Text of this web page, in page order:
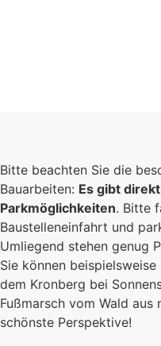
Bitte beachten Sie die
Bauarbeiten: Es gibt
Parkmöglichkeiten. Bitte
Baustelleneinfahrt und
Umliegend stehen genug
Sie können
dem Kronberg bei
Fußmarsch vom Wald
schönste Perspektive!